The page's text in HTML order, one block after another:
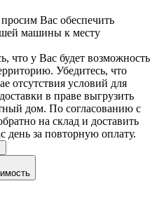
Вас обеспечить
машины к месту
что у Вас будет возможность
Убедитесь, что
отсутствия условий для
в праве выгрузить
дом. По согласованию с
на склад и доставить
день за повторную оплату.